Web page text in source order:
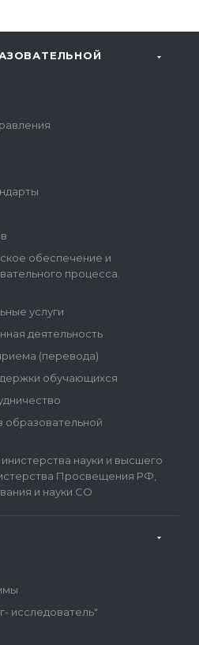
обеспечение и
процесса.
услуги
деятельность
(перевода)
обучающихся
образовательной
науки и высшего
Просвещения РФ,
и науки СО
исследователь"